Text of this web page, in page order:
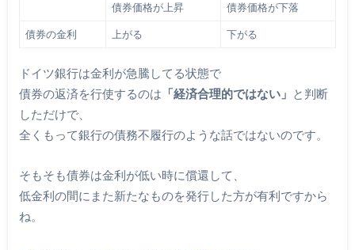
債券価格が上昇 債券価格が下落
債券の金利 上がる 下がる
ドイツ銀行は金利が急騰してる状態で
債券の返済を行使するのは 「経済合理的ではない」 と判断
しただけで、
全くもって銀行の債務不履行のような話ではないのです。
そもそも債券は金利が低い時に償還して、
低金利の間にまた新たなものを発行した方が有利ですから
ね。